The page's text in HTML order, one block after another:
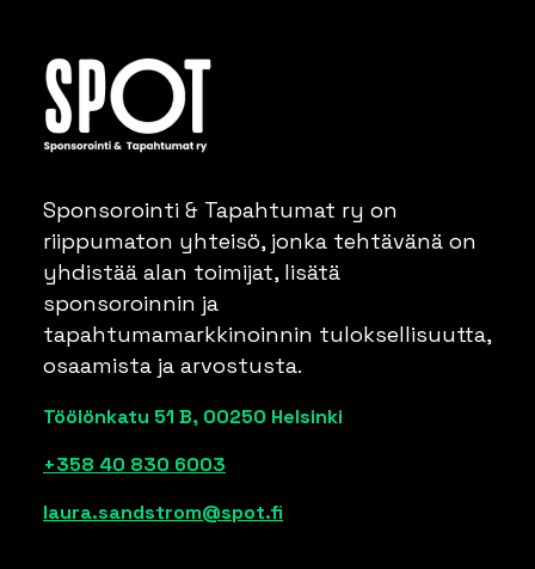
Sponsorointi & Tapahtumat ry on
riippumaton yhteisö, jonka tehtävänä on
yhdistää alan toimijat, lisätä
sponsoroinnin ja
tapahtumamarkkinoinnin tuloksellisuutta,
osaamista ja arvostusta.
Töölönkatu 51 B, 00250 Helsinki
+358 40 830 6003
laura.sandstrom@spot.fi